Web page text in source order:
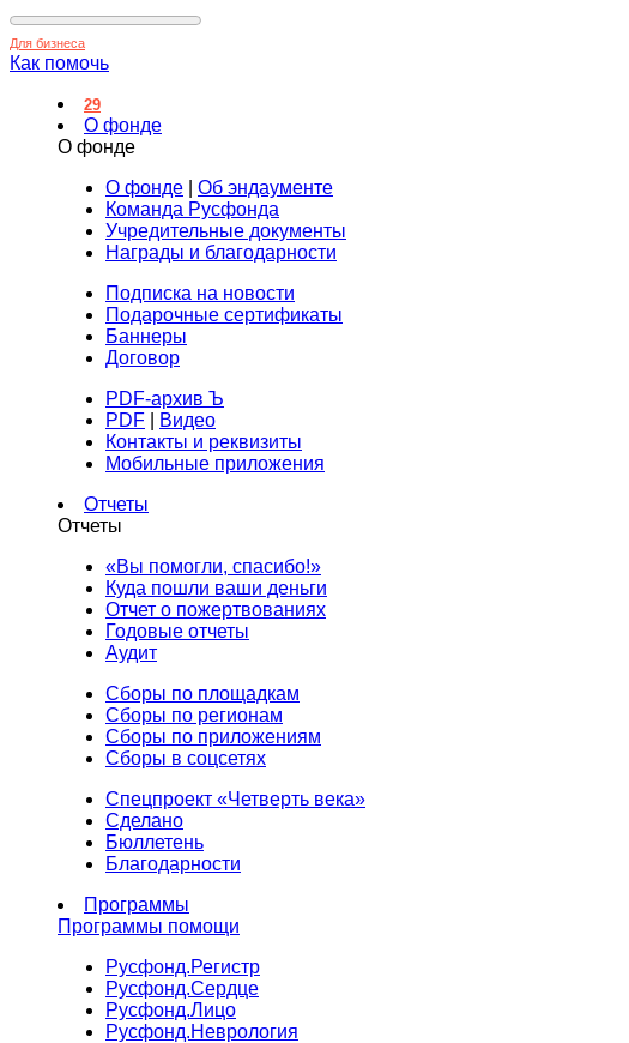
Для бизнеса
Как помочь
29
О фонде
О фонде
О фонде
Об эндаументе
Команда Русфонда
Учредительные документы
Награды и благодарности
Подписка на новости
Подарочные сертификаты
Баннеры
Договор
PDF-архив Ъ
PDF
Видео
Контакты и реквизиты
Мобильные приложения
Отчеты
Отчеты
«Вы помогли, спасибо!»
Куда пошли ваши деньги
Отчет о пожертвованиях
Годовые отчеты
Аудит
Сборы по площадкам
Сборы по регионам
Сборы по приложениям
Сборы в соцсетях
Спецпроект «Четверть века»
Сделано
Бюллетень
Благодарности
Программы
Программы помощи
Русфонд.Регистр
Русфонд.Сердце
Русфонд.Лицо
Русфонд.Неврология